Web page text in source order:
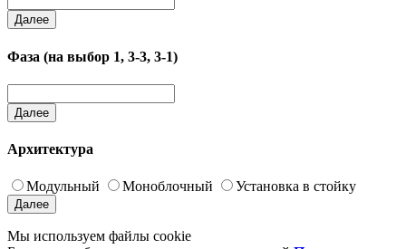
Далее
Фаза (на выбор 1, 3-3, 3-1)
Далее
Архитектура
Модульный Моноблочный Установка в стойку
Далее
Мы используем файлы cookie